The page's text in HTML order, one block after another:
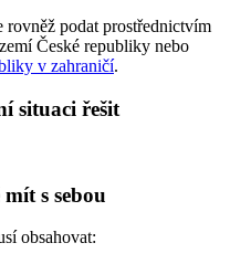
rovněž podat prostřednictvím
České republiky nebo
v zahraničí.
situaci řešit
s sebou
obsahovat: